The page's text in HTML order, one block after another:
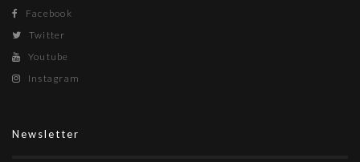
Facebook
Twitter
Youtube
Instagram
Newsletter